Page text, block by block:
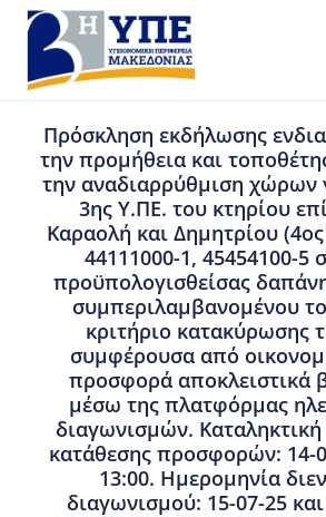
Πρόσκληση εκδήλωσης
την προμήθεια και
την αναδιαρρύθμιση χώρων
3ης Υ.ΠΕ. του κτηρίου
Καραολή και Δημητρίου
44111000-1, 45454100-5
προϋπολογισθείσας
συμπεριλαμβανομένου
κριτήριο κατακύρωσης
συμφέρουσα από
προσφορά αποκλειστικά
μέσω της πλατφόρμας
διαγωνισμών.
κατάθεσης προσφορών: 14-
13:00. Ημερομηνία
διαγωνισμού: 15-07-25